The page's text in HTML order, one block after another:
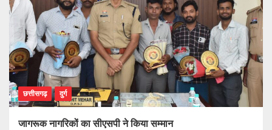
छत्तीसगढ़ दुर्ग
जागरूक नागरिकों का सीएसपी ने किया सम्मान